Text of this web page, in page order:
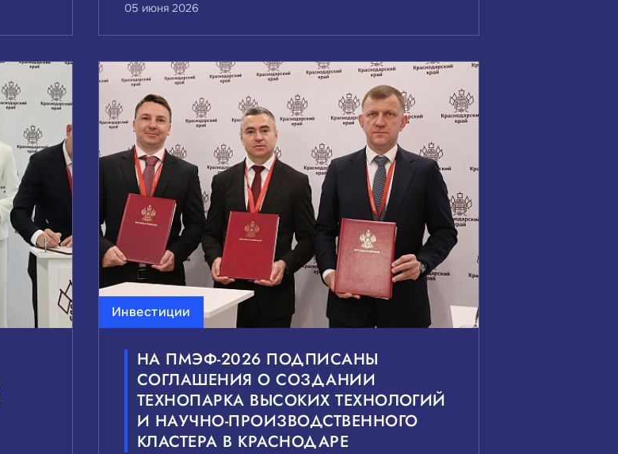
05 июня 2026
Инвестиции
НА ПМЭФ‑2026 ПОДПИСАНЫ
СОГЛАШЕНИЯ О СОЗДАНИИ
ТЕХНОПАРКА ВЫСОКИХ ТЕХНОЛОГИЙ
И НАУЧНО-ПРОИЗВОДСТВЕННОГО
КЛАСТЕРА В КРАСНОДАРЕ